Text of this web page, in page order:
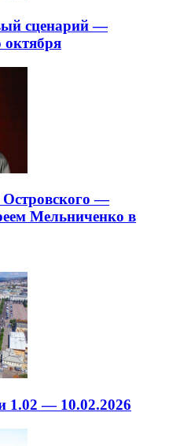
сценарий —
—
Мельниченко в
1.02 — 10.02.2026